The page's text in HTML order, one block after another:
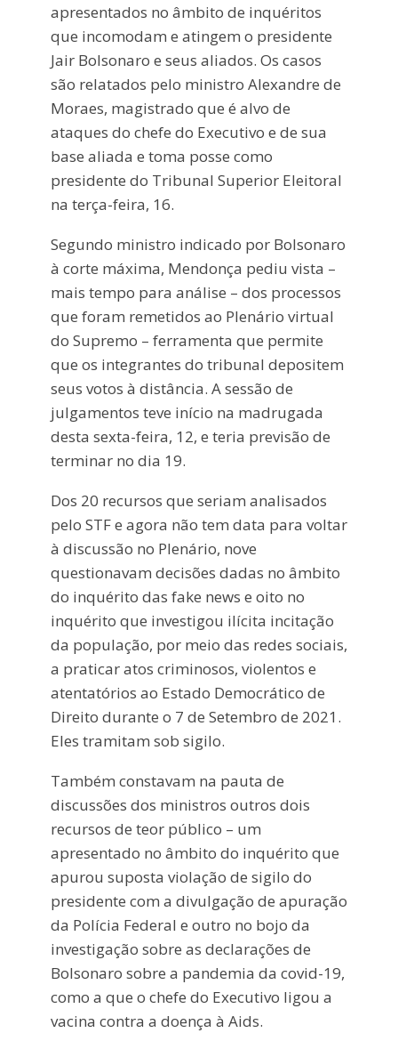
apresentados no âmbito de inquéritos
que incomodam e atingem o presidente
Jair Bolsonaro e seus aliados. Os casos
são relatados pelo ministro Alexandre de
Moraes, magistrado que é alvo de
ataques do chefe do Executivo e de sua
base aliada e toma posse como
presidente do Tribunal Superior Eleitoral
na terça-feira, 16.
Segundo ministro indicado por Bolsonaro
à corte máxima, Mendonça pediu vista –
mais tempo para análise – dos processos
que foram remetidos ao Plenário virtual
do Supremo – ferramenta que permite
que os integrantes do tribunal depositem
seus votos à distância. A sessão de
julgamentos teve início na madrugada
desta sexta-feira, 12, e teria previsão de
terminar no dia 19.
Dos 20 recursos que seriam analisados
pelo STF e agora não tem data para voltar
à discussão no Plenário, nove
questionavam decisões dadas no âmbito
do inquérito das fake news e oito no
inquérito que investigou ilícita incitação
da população, por meio das redes sociais,
a praticar atos criminosos, violentos e
atentatórios ao Estado Democrático de
Direito durante o 7 de Setembro de 2021.
Eles tramitam sob sigilo.
Também constavam na pauta de
discussões dos ministros outros dois
recursos de teor público – um
apresentado no âmbito do inquérito que
apurou suposta violação de sigilo do
presidente com a divulgação de apuração
da Polícia Federal e outro no bojo da
investigação sobre as declarações de
Bolsonaro sobre a pandemia da covid-19,
como a que o chefe do Executivo ligou a
vacina contra a doença à Aids.